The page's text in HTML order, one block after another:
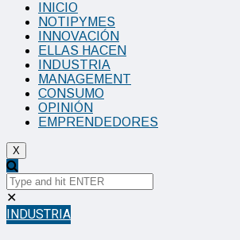
INICIO
NOTIPYMES
INNOVACIÓN
ELLAS HACEN
INDUSTRIA
MANAGEMENT
CONSUMO
OPINIÓN
EMPRENDEDORES
X
✕
INDUSTRIA